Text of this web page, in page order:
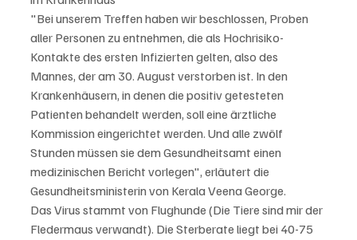
"Bei unserem Treffen haben wir beschlossen, Proben
aller Personen zu entnehmen, die als Hochrisiko-
Kontakte des ersten Infizierten gelten, also des
Mannes, der am 30. August verstorben ist. In den
Krankenhäusern, in denen die positiv getesteten
Patienten behandelt werden, soll eine ärztliche
Kommission eingerichtet werden. Und alle zwölf
Stunden müssen sie dem Gesundheitsamt einen
medizinischen Bericht vorlegen", erläutert die
Gesundheitsministerin von Kerala Veena George.
Das Virus stammt von Flughunde (Die Tiere sind mir der
Fledermaus verwandt). Die Sterberate liegt bei 40-75